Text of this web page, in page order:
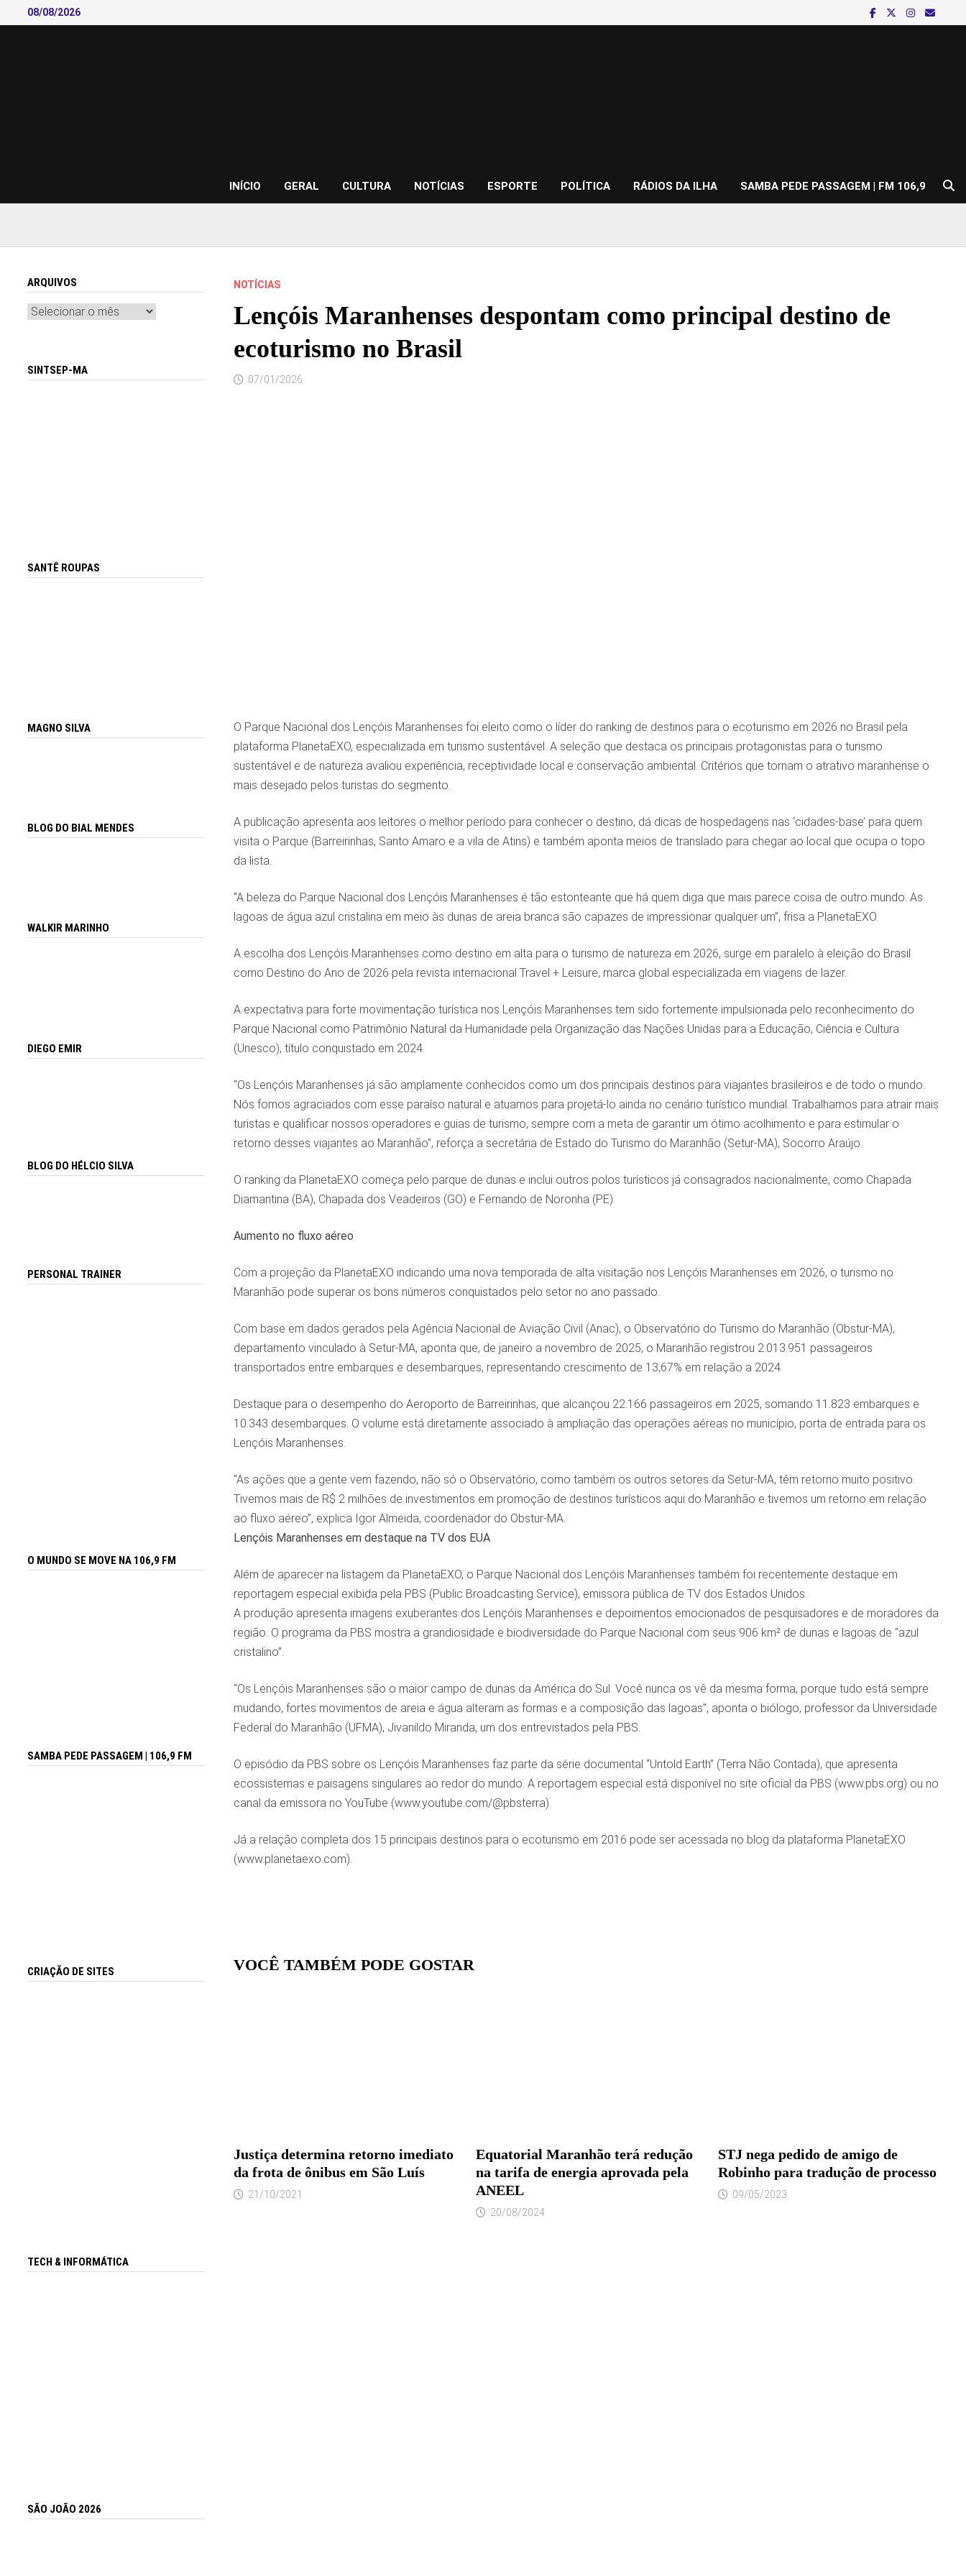
to
08/08/2026
INÍCIO GERAL CULTURA NOTÍCIAS ESPORTE POLÍTICA RÁDIOS DA ILHA SAMBA PEDE PASSAGEM | FM 106,9
NOTÍCIAS
Lençóis Maranhenses despontam como principal destino de
ecoturismo no Brasil
07/01/2026
O Parque Nacional dos Lençóis Maranhenses foi eleito como o líder do ranking de destinos para o ecoturismo em 2026 no Brasil pela
plataforma PlanetaEXO, especializada em turismo sustentável. A seleção que destaca os principais protagonistas para o turismo
sustentável e de natureza avaliou experiência, receptividade local e conservação ambiental. Critérios que tornam o atrativo maranhense o
mais desejado pelos turistas do segmento.
A publicação apresenta aos leitores o melhor período para conhecer o destino, dá dicas de hospedagens nas ‘cidades-base’ para quem
visita o Parque (Barreirinhas, Santo Amaro e a vila de Atins) e também aponta meios de translado para chegar ao local que ocupa o topo
da lista.
“A beleza do Parque Nacional dos Lençóis Maranhenses é tão estonteante que há quem diga que mais parece coisa de outro mundo. As
lagoas de água azul cristalina em meio às dunas de areia branca são capazes de impressionar qualquer um”, frisa a PlanetaEXO.
A escolha dos Lençóis Maranhenses como destino em alta para o turismo de natureza em 2026, surge em paralelo à eleição do Brasil
como Destino do Ano de 2026 pela revista internacional Travel + Leisure, marca global especializada em viagens de lazer.
A expectativa para forte movimentação turística nos Lençóis Maranhenses tem sido fortemente impulsionada pelo reconhecimento do
Parque Nacional como Patrimônio Natural da Humanidade pela Organização das Nações Unidas para a Educação, Ciência e Cultura
(Unesco), título conquistado em 2024.
“Os Lençóis Maranhenses já são amplamente conhecidos como um dos principais destinos para viajantes brasileiros e de todo o mundo.
Nós fomos agraciados com esse paraíso natural e atuamos para projetá-lo ainda no cenário turístico mundial. Trabalhamos para atrair mais
turistas e qualificar nossos operadores e guias de turismo, sempre com a meta de garantir um ótimo acolhimento e para estimular o
retorno desses viajantes ao Maranhão”, reforça a secretária de Estado do Turismo do Maranhão (Setur-MA), Socorro Araújo.
O ranking da PlanetaEXO começa pelo parque de dunas e inclui outros polos turísticos já consagrados nacionalmente, como Chapada
Diamantina (BA), Chapada dos Veadeiros (GO) e Fernando de Noronha (PE).
Aumento no fluxo aéreo
Com a projeção da PlanetaEXO indicando uma nova temporada de alta visitação nos Lençóis Maranhenses em 2026, o turismo no
Maranhão pode superar os bons números conquistados pelo setor no ano passado.
Com base em dados gerados pela Agência Nacional de Aviação Civil (Anac), o Observatório do Turismo do Maranhão (Obstur-MA),
departamento vinculado à Setur-MA, aponta que, de janeiro a novembro de 2025, o Maranhão registrou 2.013.951 passageiros
transportados entre embarques e desembarques, representando crescimento de 13,67% em relação a 2024.
Destaque para o desempenho do Aeroporto de Barreirinhas, que alcançou 22.166 passageiros em 2025, somando 11.823 embarques e
10.343 desembarques. O volume está diretamente associado à ampliação das operações aéreas no município, porta de entrada para os
Lençóis Maranhenses.
“As ações que a gente vem fazendo, não só o Observatório, como também os outros setores da Setur-MA, têm retorno muito positivo.
Tivemos mais de R$ 2 milhões de investimentos em promoção de destinos turísticos aqui do Maranhão e tivemos um retorno em relação
ao fluxo aéreo”, explica Igor Almeida, coordenador do Obstur-MA.
Lençóis Maranhenses em destaque na TV dos EUA
Além de aparecer na listagem da PlanetaEXO, o Parque Nacional dos Lençóis Maranhenses também foi recentemente destaque em
reportagem especial exibida pela PBS (Public Broadcasting Service), emissora pública de TV dos Estados Unidos.
A produção apresenta imagens exuberantes dos Lençóis Maranhenses e depoimentos emocionados de pesquisadores e de moradores da
região. O programa da PBS mostra a grandiosidade e biodiversidade do Parque Nacional com seus 906 km² de dunas e lagoas de “azul
cristalino”.
“Os Lençóis Maranhenses são o maior campo de dunas da América do Sul. Você nunca os vê da mesma forma, porque tudo está sempre
mudando, fortes movimentos de areia e água alteram as formas e a composição das lagoas”, aponta o biólogo, professor da Universidade
Federal do Maranhão (UFMA), Jivanildo Miranda, um dos entrevistados pela PBS.
O episódio da PBS sobre os Lençóis Maranhenses faz parte da série documental “Untold Earth” (Terra Não Contada), que apresenta
ecossistemas e paisagens singulares ao redor do mundo. A reportagem especial está disponível no site oficial da PBS (www.pbs.org) ou no
canal da emissora no YouTube (www.youtube.com/@pbsterra).
Já a relação completa dos 15 principais destinos para o ecoturismo em 2016 pode ser acessada no blog da plataforma PlanetaEXO
(www.planetaexo.com).
VOCÊ TAMBÉM PODE GOSTAR
Justiça determina retorno imediato
da frota de ônibus em São Luís
21/10/2021
Equatorial Maranhão terá redução
na tarifa de energia aprovada pela
ANEEL
20/08/2024
STJ nega pedido de amigo de
Robinho para tradução de processo
09/05/2023
ARQUIVOS
Arquivos
SINTSEP-MA
SANTÊ ROUPAS
MAGNO SILVA
BLOG DO BIAL MENDES
WALKIR MARINHO
DIEGO EMIR
BLOG DO HÉLCIO SILVA
PERSONAL TRAINER
O MUNDO SE MOVE NA 106,9 FM
SAMBA PEDE PASSAGEM | 106,9 FM
CRIAÇÃO DE SITES
TECH & INFORMÁTICA
SÃO JOÃO 2026